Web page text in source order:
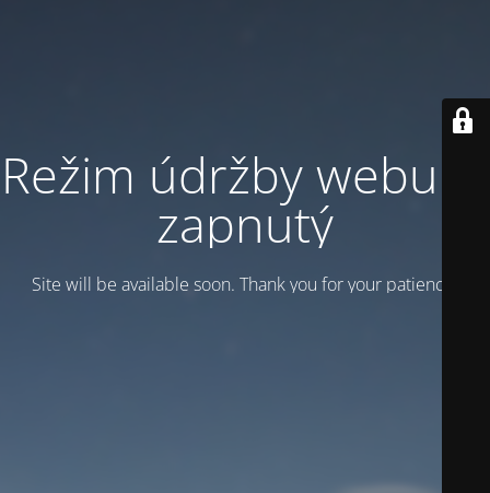
Režim údržby webu je
zapnutý
Site will be available soon. Thank you for your patience!